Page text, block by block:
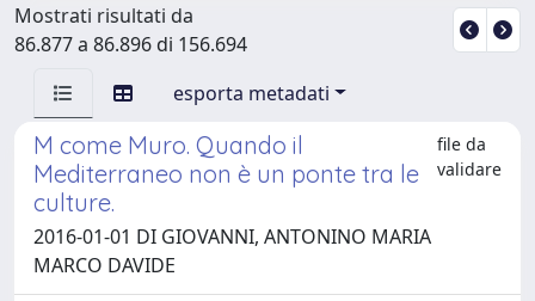
Mostrati risultati da
86.877 a 86.896 di 156.694
esporta metadati
M come Muro. Quando il
Mediterraneo non è un ponte tra le
culture.
file da
validare
2016-01-01 DI GIOVANNI, ANTONINO MARIA
MARCO DAVIDE